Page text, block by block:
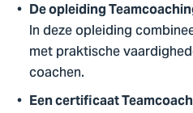
De opleiding
In deze opleiding
met praktische
coachen.
Een certificaat